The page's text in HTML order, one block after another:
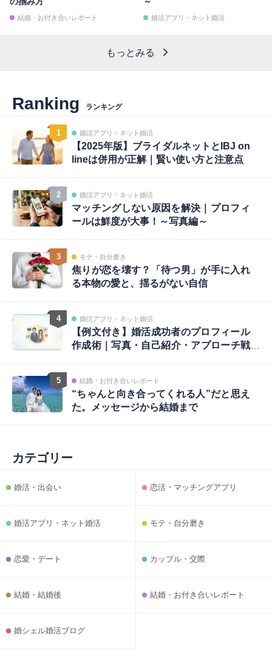
結婚・お付き合いレポート 婚活アプリ・ネット婚活
もっとみる
Ranking ランキング
1 婚活アプリ・ネット婚活
【2025年版】ブライダルネットとIBJ on
lineは併用が正解｜賢い使い方と注意点
2 婚活アプリ・ネット婚活
マッチングしない原因を解決｜プロフィ
ールは鮮度が大事！～写真編～
3 モテ・自分磨き
焦りが恋を壊す？「待つ男」が手に入れ
る本物の愛と、揺るがない自信
4 婚活アプリ・ネット婚活
【例文付き】婚活成功者のプロフィール
作成術｜写真・自己紹介・アプローチ戦
5 結婚・お付き合いレポート
“ちゃんと向き合ってくれる人”だと思え
た。メッセージから結婚まで
カテゴリー
婚活・出会い 恋活・マッチングアプリ
婚活アプリ・ネット婚活 モテ・自分磨き
恋愛・デート カップル・交際
結婚・結婚後 結婚・お付き合いレポート
婚シェル婚活ブログ